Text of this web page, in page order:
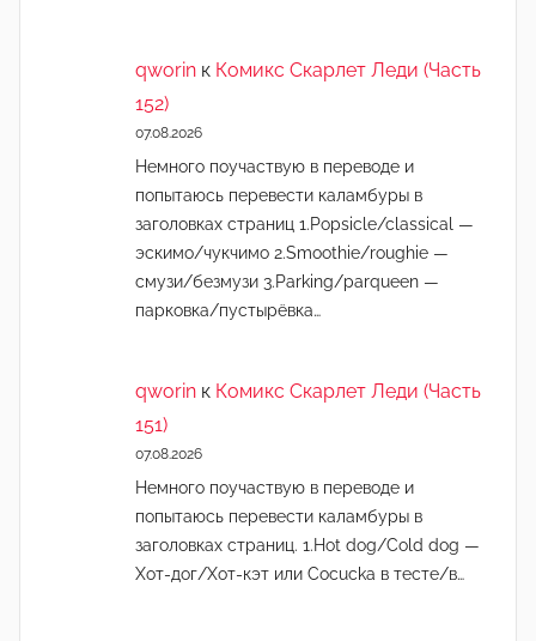
qworin к Комикс Скарлет Леди (Часть
152)
07.08.2026
Немного поучаствую в переводе и
попытаюсь перевести каламбуры в
заголовках страниц 1.Popsicle/classical —
эскимо/чукчимо 2.Smoothie/roughie —
смузи/безмузи 3.Parking/parqueen —
парковка/пустырёвка…
qworin к Комикс Скарлет Леди (Часть
151)
07.08.2026
Немного поучаствую в переводе и
попытаюсь перевести каламбуры в
заголовках страниц. 1.Hot dog/Cold dog —
Хот-дог/Хот-кэт или Cocucka в тесте/в…